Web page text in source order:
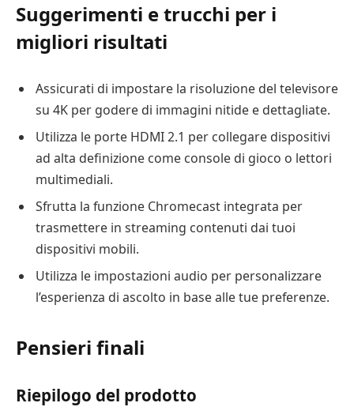
Suggerimenti e trucchi per i
migliori risultati
Assicurati di impostare la risoluzione del televisore
su 4K per godere di immagini nitide e dettagliate.
Utilizza le porte HDMI 2.1 per collegare dispositivi
ad alta definizione come console di gioco o lettori
multimediali.
Sfrutta la funzione Chromecast integrata per
trasmettere in streaming contenuti dai tuoi
dispositivi mobili.
Utilizza le impostazioni audio per personalizzare
l’esperienza di ascolto in base alle tue preferenze.
Pensieri finali
Riepilogo del prodotto